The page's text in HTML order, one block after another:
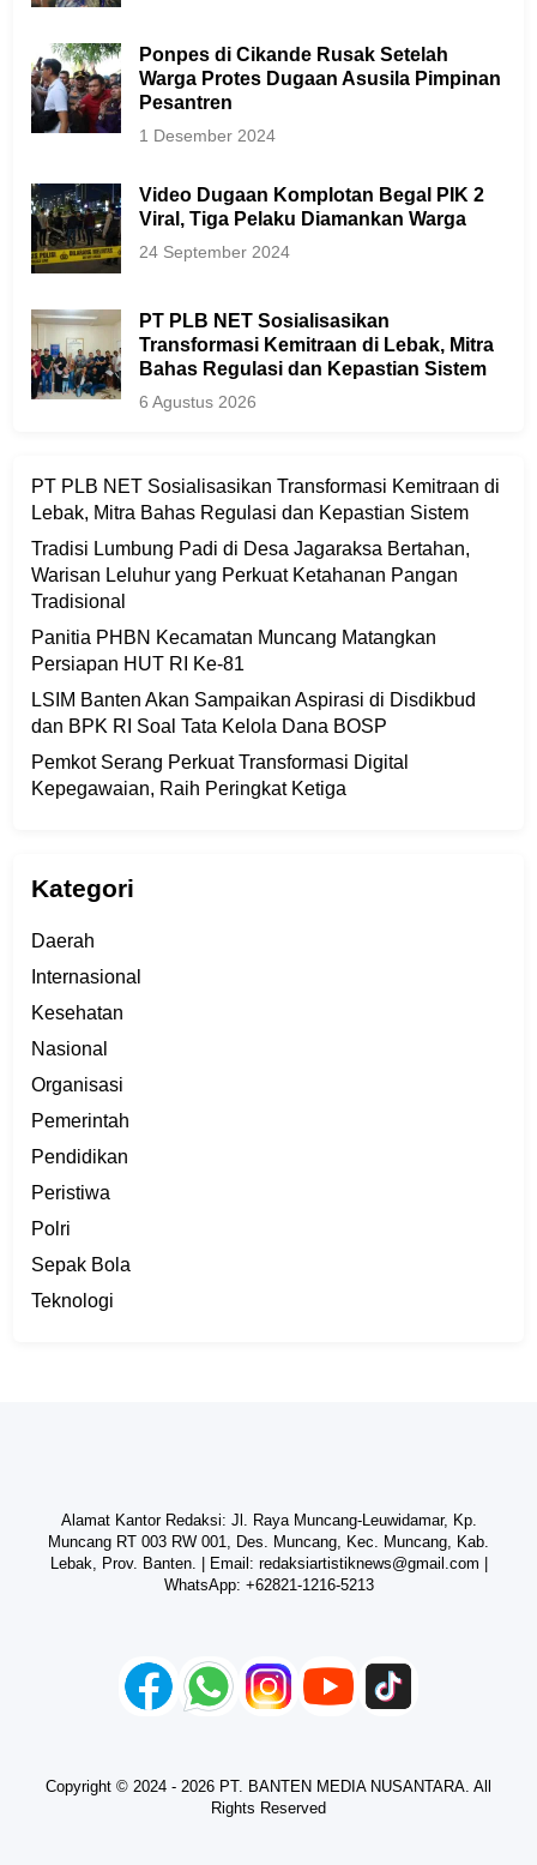
Ponpes di Cikande Rusak Setelah
Warga Protes Dugaan Asusila Pimpinan
Pesantren
1 Desember 2024
Video Dugaan Komplotan Begal PIK 2
Viral, Tiga Pelaku Diamankan Warga
24 September 2024
PT PLB NET Sosialisasikan
Transformasi Kemitraan di Lebak, Mitra
Bahas Regulasi dan Kepastian Sistem
6 Agustus 2026
PT PLB NET Sosialisasikan Transformasi Kemitraan di
Lebak, Mitra Bahas Regulasi dan Kepastian Sistem
Tradisi Lumbung Padi di Desa Jagaraksa Bertahan,
Warisan Leluhur yang Perkuat Ketahanan Pangan
Tradisional
Panitia PHBN Kecamatan Muncang Matangkan
Persiapan HUT RI Ke-81
LSIM Banten Akan Sampaikan Aspirasi di Disdikbud
dan BPK RI Soal Tata Kelola Dana BOSP
Pemkot Serang Perkuat Transformasi Digital
Kepegawaian, Raih Peringkat Ketiga
Kategori
Daerah
Internasional
Kesehatan
Nasional
Organisasi
Pemerintah
Pendidikan
Peristiwa
Polri
Sepak Bola
Teknologi
Alamat Kantor Redaksi: Jl. Raya Muncang-Leuwidamar, Kp.
Muncang RT 003 RW 001, Des. Muncang, Kec. Muncang, Kab.
Lebak, Prov. Banten. | Email: redaksiartistiknews@gmail.com
WhatsApp: +62821-1216-5213
Copyright © 2024 - 2026 PT. BANTEN MEDIA NUSANTARA. All
Rights Reserved